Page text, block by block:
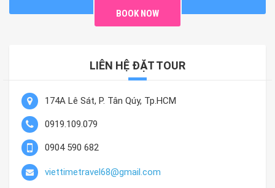
LIÊN HỆ ĐẶT TOUR
174A Lê Sát, P. Tân Qúy, Tp.HCM
0919.109.079
0904 590 682
viettimetravel68@gmail.com